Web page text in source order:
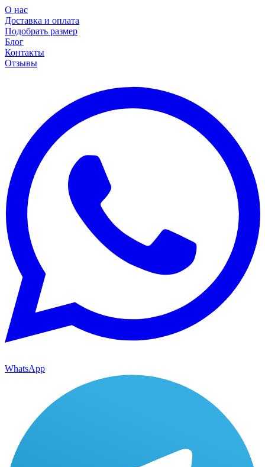
О нас
Доставка и оплата
Подобрать размер
Блог
Контакты
Отзывы
WhatsApp